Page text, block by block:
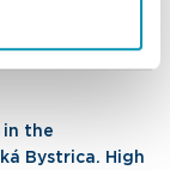
in the
Bystrica. High